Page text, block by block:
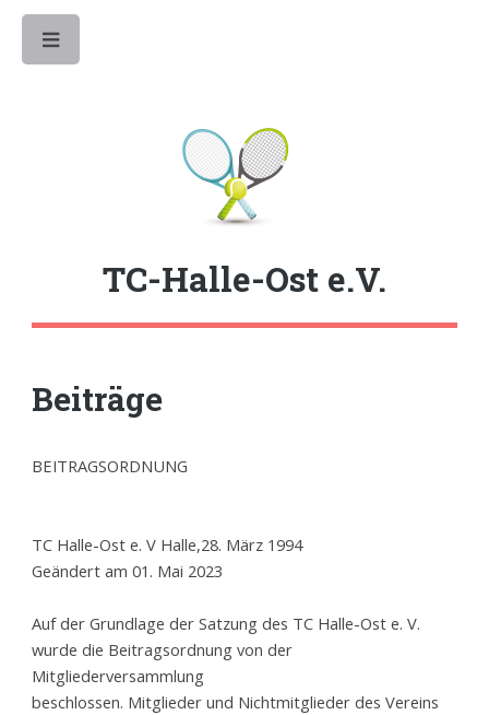
TC-Halle-Ost e.V.
Beiträge
BEITRAGSORDNUNG
TC Halle-Ost e. V Halle,28. März 1994
Geändert am 01. Mai 2023
Auf der Grundlage der Satzung des TC Halle-Ost e. V.
wurde die Beitragsordnung von der
Mitgliederversammlung
beschlossen. Mitglieder und Nichtmitglieder des Vereins